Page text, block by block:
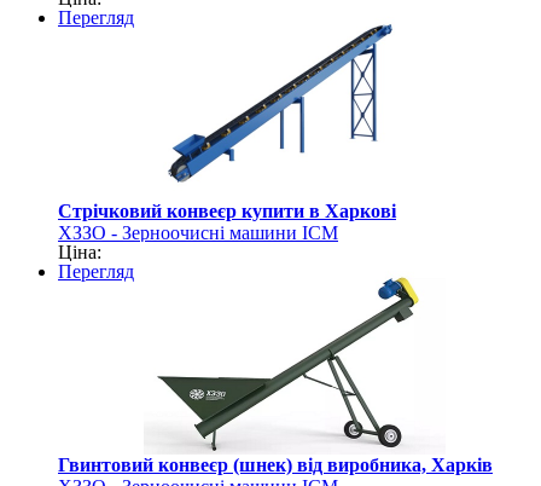
Перегляд
Стрічковий конвеєр купити в Харкові
ХЗЗО - Зерноочисні машини ІСМ
Ціна:
Перегляд
Гвинтовий конвеєр (шнек) від виробника, Харків